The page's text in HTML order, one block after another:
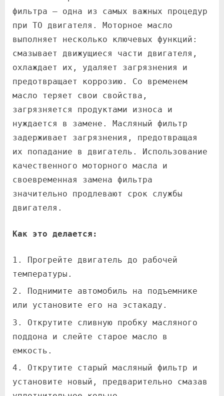
фильтра – одна из самых важных процедур
при ТО двигателя. Моторное масло
выполняет несколько ключевых функций:
смазывает движущиеся части двигателя,
охлаждает их, удаляет загрязнения и
предотвращает коррозию. Со временем
масло теряет свои свойства,
загрязняется продуктами износа и
нуждается в замене. Масляный фильтр
задерживает загрязнения, предотвращая
их попадание в двигатель. Использование
качественного моторного масла и
своевременная замена фильтра
значительно продлевают срок службы
двигателя.
Как это делается:
Прогрейте двигатель до рабочей
температуры.
Поднимите автомобиль на подъемнике
или установите его на эстакаду.
Открутите сливную пробку масляного
поддона и слейте старое масло в
емкость.
Открутите старый масляный фильтр и
установите новый, предварительно смазав